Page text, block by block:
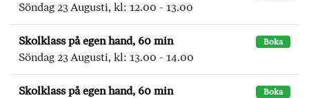
Söndag 23 Augusti, kl: 12.00 - 13.00
Skolklass på egen hand, 60 min Boka
Söndag 23 Augusti, kl: 13.00 - 14.00
Skolklass på egen hand, 60 min Boka